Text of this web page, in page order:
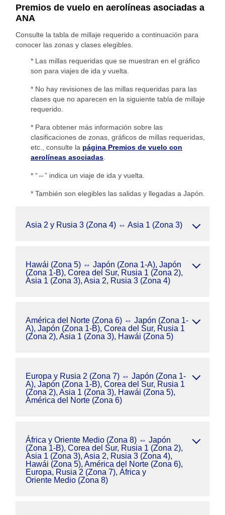
Premios de vuelo en aerolíneas asociadas a
ANA
Consulte la tabla de millaje requerido a continuación para
conocer las zonas y clases elegibles.
* Las millas requeridas que se muestran en el gráfico
son para viajes de ida y vuelta.
* No hay revisiones de las millas requeridas para las
clases que no aparecen en la siguiente tabla de millaje
requerido.
* Para obtener más información sobre las
clasificaciones de zonas, gráficos de millas requeridas,
etc., consulte la página Premios de vuelo con
aerolíneas asociadas
* “⇔” indica un viaje de ida y vuelta.
* También son elegibles las salidas y llegadas a Japón.
Asia 2 y Rusia 3 (Zona 4) ⇔ Asia 1 (Zona 3)
Hawái (Zona 5) ⇔ Japón (Zona 1-A), Japón
(Zona 1-B), Corea del Sur, Rusia 1 (Zona 2),
Asia 1 (Zona 3), Asia 2, Rusia 3 (Zona 4)
América del Norte (Zona 6) ⇔ Japón (Zona 1-
A), Japón (Zona 1-B), Corea del Sur, Rusia 1
(Zona 2), Asia 1 (Zona 3), Hawái (Zona 5)
Europa y Rusia 2 (Zona 7) ⇔ Japón (Zona 1-
A), Japón (Zona 1-B), Corea del Sur, Rusia 1
(Zona 2), Asia 1 (Zona 3), Hawái (Zona 5),
América del Norte (Zona 6)
África y Oriente Medio (Zona 8) ⇔ Japón
(Zona 1-B), Corea del Sur, Rusia 1 (Zona 2),
Asia 1 (Zona 3), Asia 2, Rusia 3 (Zona 4),
Hawái (Zona 5), América del Norte (Zona 6),
Europa, Rusia 2 (Zona 7), África y
Oriente Medio (Zona 8)